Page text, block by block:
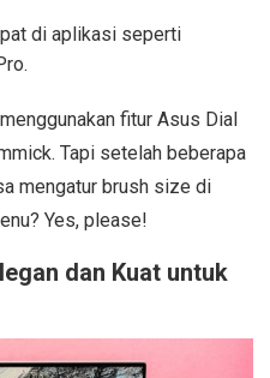
di aplikasi seperti
fitur Asus Dial
Tapi setelah beberapa
mengatur brush size di
Yes, please!
dan Kuat untuk